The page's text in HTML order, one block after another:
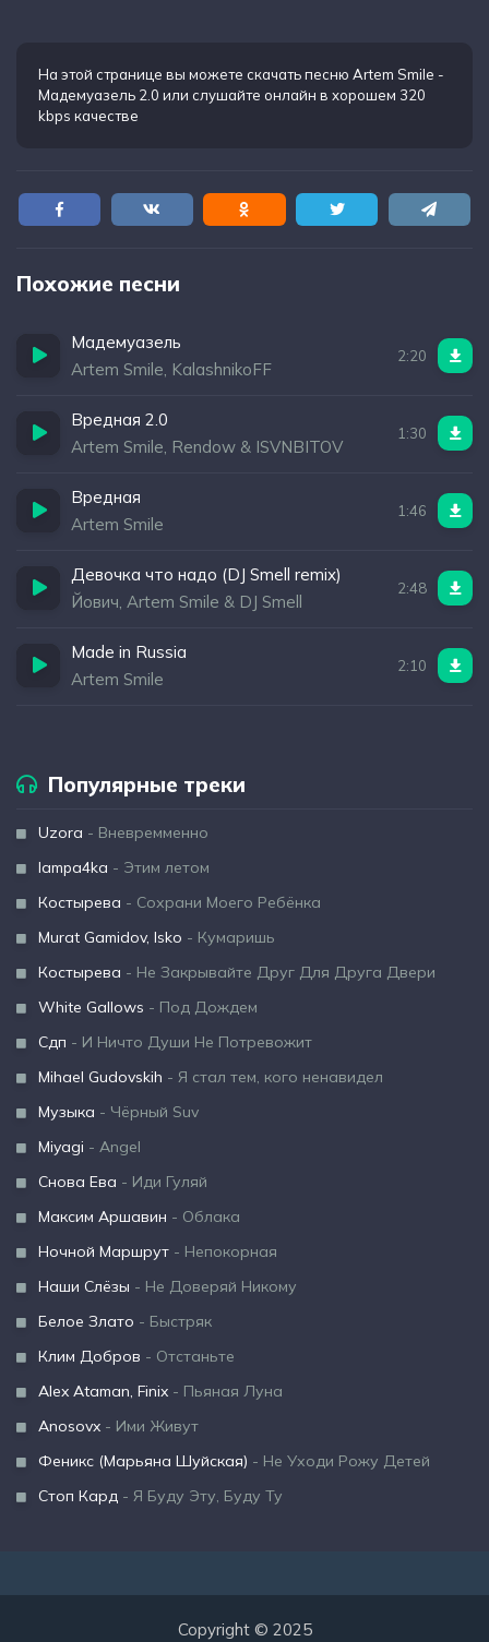
На этой странице вы можете скачать песню Artem Smile -
Мадемуазель 2.0 или слушайте онлайн в хорошем 320
kbps качестве
Похожие песни
Мадемуазель
Artem Smile, KalashnikoFF
2:20
Вредная 2.0
Artem Smile, Rendow & ISVNBITOV
1:30
Вредная
Artem Smile
1:46
Девочка что надо (DJ Smell remix)
Йович, Artem Smile & DJ Smell
2:48
Made in Russia
Artem Smile
2:10
Популярные треки
Uzora - Вневремменно
lampa4ka - Этим летом
Костырева - Сохрани Моего Ребёнка
Murat Gamidov, Isko - Кумаришь
Костырева - Не Закрывайте Друг Для Друга Двери
White Gallows - Под Дождем
Сдп - И Ничто Души Не Потревожит
Mihael Gudovskih - Я стал тем, кого ненавидел
Музыка - Чёрный Suv
Miyagi - Angel
Снова Ева - Иди Гуляй
Максим Аршавин - Облака
Ночной Маршрут - Непокорная
Наши Слёзы - Не Доверяй Никому
Белое Злато - Быстряк
Клим Добров - Отстаньте
Alex Ataman, Finix - Пьяная Луна
Anosovx - Ими Живут
Феникс (Марьяна Шуйская) - Не Уходи Рожу Детей
Стоп Кард - Я Буду Эту, Буду Ту
Copyright © 2025